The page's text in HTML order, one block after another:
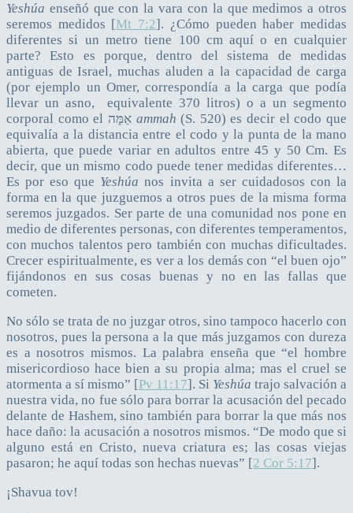
Yeshúa enseñó que con la vara con la que medimos a otros
seremos medidos [Mt 7:2]. ¿Cómo pueden haber medidas
diferentes si un metro tiene 100 cm aquí o en cualquier
parte? Esto es porque, dentro del sistema de medidas
antiguas de Israel, muchas aluden a la capacidad de carga
(por ejemplo un Omer, correspondía a la carga que podía
llevar un asno, equivalente 370 litros) o a un segmento
corporal como el אַמָּה ammah(S. 520) es decir el codo que
equivalía a la distancia entre el codo y la punta de la mano
abierta, que puede variar en adultos entre 45 y 50 Cm. Es
decir, que un mismo codo puede tener medidas diferentes…
Es por eso que Yeshúa nos invita a ser cuidadosos con la
forma en la que juzguemos a otros pues de la misma forma
seremos juzgados. Ser parte de una comunidad nos pone en
medio de diferentes personas, con diferentes temperamentos,
con muchos talentos pero también con muchas dificultades.
Crecer espiritualmente, es ver a los demás con “el buen ojo”
fijándonos en sus cosas buenas y no en las fallas que
cometen.
No sólo se trata de no juzgar otros, sino tampoco hacerlo con
nosotros, pues la persona a la que más juzgamos con dureza
es a nosotros mismos. La palabra enseña que “el hombre
misericordioso hace bien a su propia alma; mas el cruel se
atormenta a sí mismo” [Pv 11:17]. Si Yeshúa trajo salvación a
nuestra vida, no fue sólo para borrar la acusación del pecado
delante de Hashem, sino también para borrar la que más nos
hace daño: la acusación a nosotros mismos. “De modo que si
alguno está en Cristo, nueva criatura es; las cosas viejas
pasaron; he aquí todas son hechas nuevas” [2 Cor 5:17].
¡Shavua tov!